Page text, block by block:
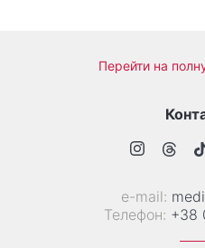
Перейти на
е-mail:
Телефон: +38